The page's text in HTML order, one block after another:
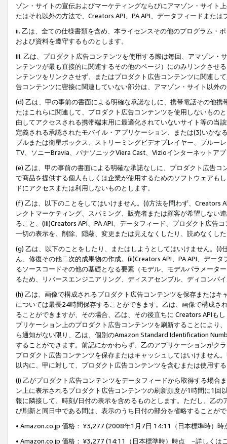
ゾン・サイトの宣伝およびマーケティングならびにアマゾン・サイト
たはそれ以外の方法で、Creators API、PA API、データフィードまた
ii. 乙は、全ての仕様書類を含め、本ライセンスその他のプログラム・
および資料を遵守するものとします。
iii. 乙は、プロダクト広告コンテンツを使用する際は毎回、アマゾン
ンテンツが最も直接的に関連するその他のページ）にのみリンクさせ
ンテンツをリンクさせず、またはプロダクト広告コンテンツに関連し
告コンテンツに密接に関連していない部分は、アマゾン・サイト以外
(d) 乙は、甲の事前の書面による明確な承諾なしに、携帯電話その他
たはこれらに関連して、プロダクト広告コンテンツを使用しないもの
由してアクセスされる携帯端末用に最適化されていないサイト等の当
定義される承認されたモバイル・アプリケーション、または(3)いか
ブルまたは衛星ボックス、ストリーミングビデオプレイヤー、ブルー
TV、ソニーBravia、パナソニックViera Cast、Vizioインターネットア
(e) 乙は、甲の事前の書面による明確な承諾なしに、プロダクト広告
で商品を提供する個人もしくは企業が使用するためのソフトウェアも
ドにアクセスまたは利用しないものとします。
(f) 乙は、以下のことをしてはいけません。(i)方法を問わず、Creators
レクトマーケティング、スパミング、販売者または顧客が希望しない
ること、(iii)Creators API、PA API、データフィード、プロダクト広告
一切の表示を、削除、隠蔽、変更または見えなくしたり、読めなくし
(g) 乙は、以下のことをしたり、またはしようとしてはいけません。
ん、修復その他二次的成果物の作成。(ii)Creators API、PA API、デー
るソースコードその他の基礎となる要素（モデル、モデルパラメータ
るため、リバースエンジニアリング、ディスアセンブル、ディコンパ
(h) 乙は、画像で構成されるプロダクト広告コンテンツを保存または
については最長24時間保存することができます。乙は、画像で構成
ることができますが、その場合、乙は、その後直ちに Creators APIも
プリケーション上のプロダクト広告コンテンツを刷新することにより
ら通知がない限り、乙は、個別のAmazon Standard Identification
することができます。前記にかかわらず、乙のアプリケーションがク
プロダクト広告コンテンツを保存またはキャッシュしてはいけません
以内に、甲に対して、プロダクト広告コンテンツを含むまたは使用す
(i) 乙がプロダクト広告コンテンツをデータフィードから取得する場合
ン上に表示されるプロダクト広告コンテンツの刷新頻度が1時間に1
報に隣接して、時刻/日付の表示を含めるものとします。ただし、乙
び刷新と同日中である間は、表示のうち日付の部分を省略することが
• Amazon.co.jp 価格： ¥3,277 (2008年1月7日 14:11（日本標準時）
• Amazon.co.jp 価格： ¥3,277 (14:11（日本標準時）時点 −詳しくは